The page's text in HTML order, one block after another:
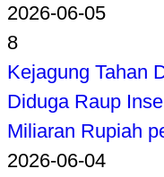
2026-06-05
8
Kejagung Tahan
Diduga Raup
Miliaran Rupiah
2026-06-04